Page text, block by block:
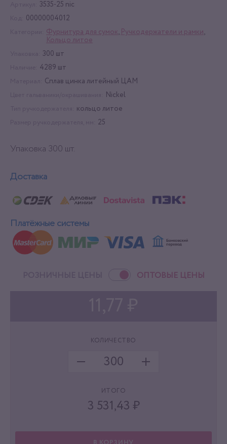
3535-25 nic
00000004012
Фурнитура для сумок, Ручкодержатели и рамки,
Кольцо литое
300 шт
4289 шт
Сплав цинка литейный ЦАМ
Nickel
кольцо литое
25
Упаковка 300 шт.
Доставка
Платёжные системы
ОПТОВЫЕ ЦЕНЫ
КОЛИЧЕСТВО
ИТОГО
3 531,43 ₽
В КОРЗИНУ